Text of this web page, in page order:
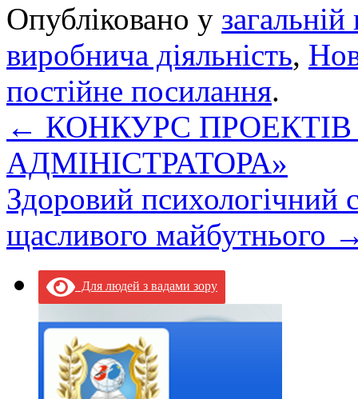
Опубліковано у загальній
виробнича діяльність,
постійне посилання.
← КОНКУРС
АДМІНІСТРАТОРА»
Здоровий психологічний
щасливого майбутнього
Для людей з вадами зору